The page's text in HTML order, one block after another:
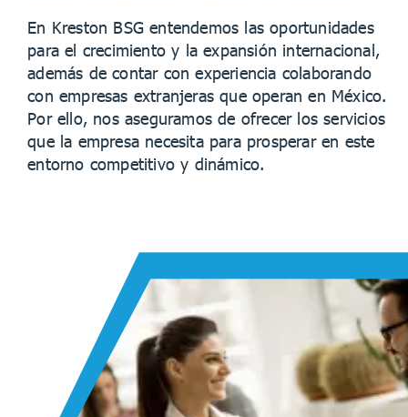
En Kreston BSG entendemos las oportunidades
para el crecimiento y la expansión internacional,
además de contar con experiencia colaborando
con empresas extranjeras que operan en México.
Por ello, nos aseguramos de ofrecer los servicios
que la empresa necesita para prosperar en este
entorno competitivo y dinámico.